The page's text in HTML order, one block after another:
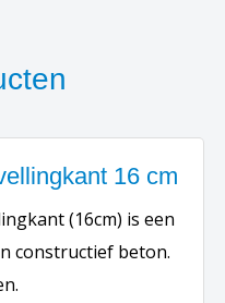
16 cm
(16cm) is een
constructief beton.